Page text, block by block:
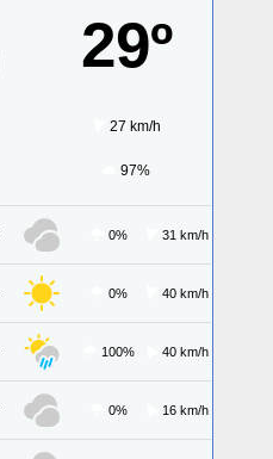
29º
27 km/h
97%
0% 31 km/h
0% 40 km/h
100% 40 km/h
0% 16 km/h